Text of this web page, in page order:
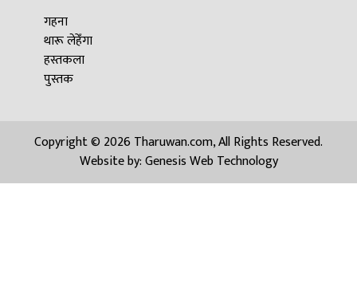
गहना
थारू लेहेँगा
हस्तकला
पुस्तक
Copyright © 2026 Tharuwan.com, All Rights Reserved.
Website by:Genesis Web Technology